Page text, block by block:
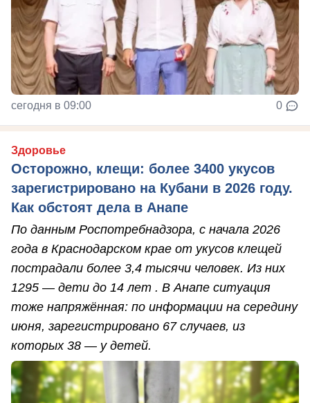
сегодня в 09:00 0
Здоровье
Осторожно, клещи: более 3400 укусов
зарегистрировано на Кубани в 2026 году.
Как обстоят дела в Анапе
По данным Роспотребнадзора, с начала 2026
года в Краснодарском крае от укусов клещей
пострадали более 3,4 тысячи человек. Из них
1295 — дети до 14 лет . В Анапе ситуация
тоже напряжённая: по информации на середину
июня, зарегистрировано 67 случаев, из
которых 38 — у детей.